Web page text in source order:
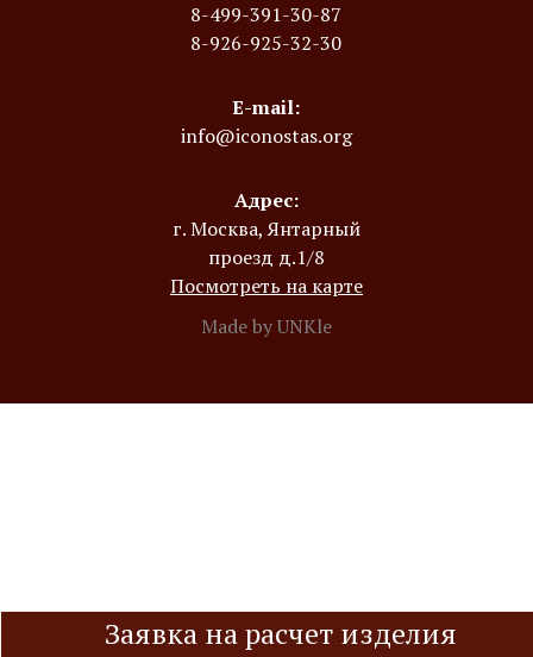
8-499-391-30-87
8-926-925-32-30
E-mail:
info@iconostas.org
Адрес:
г. Москва, Янтарный
проезд д.1/8
Посмотреть на карте
Made by UNKle
Заявка на расчет изделия